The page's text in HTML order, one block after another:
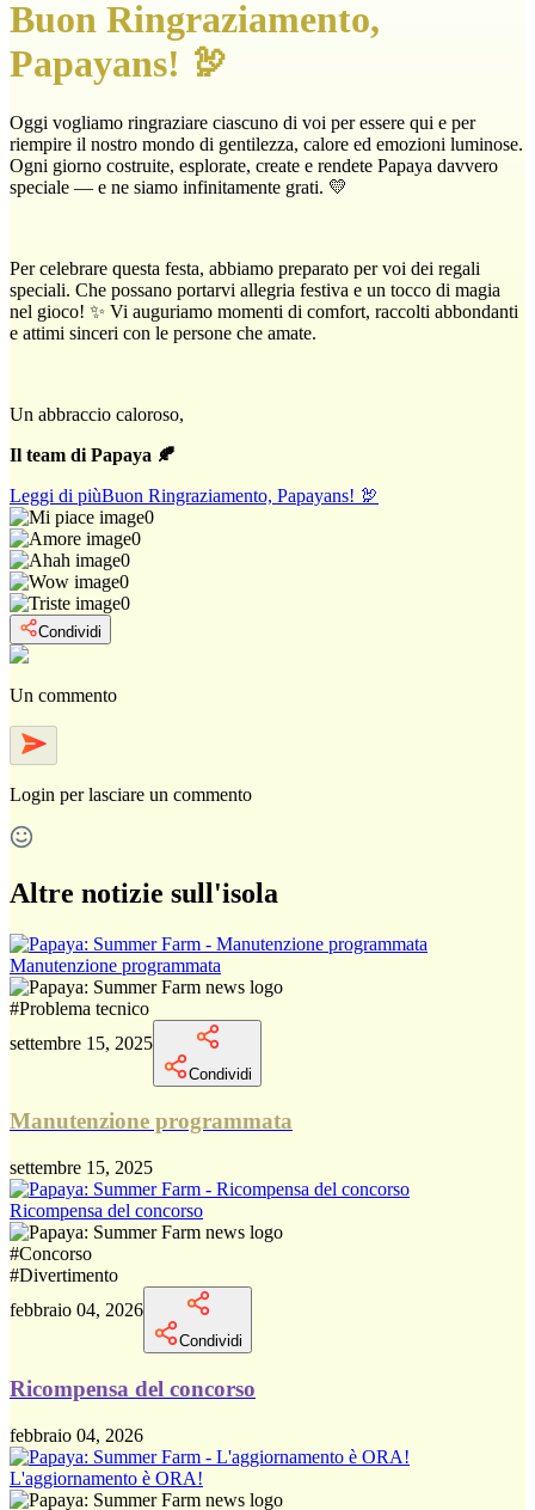
Buon Ringraziamento,
Papayans! 🦃
Oggi vogliamo ringraziare ciascuno di voi per essere qui e per
riempire il nostro mondo di gentilezza, calore ed emozioni luminose.
Ogni giorno costruite, esplorate, create e rendete Papaya davvero
speciale — e ne siamo infinitamente grati. 💛
Per celebrare questa festa, abbiamo preparato per voi dei regali
speciali. Che possano portarvi allegria festiva e un tocco di magia
nel gioco! ✨ Vi auguriamo momenti di comfort, raccolti abbondanti
e attimi sinceri con le persone che amate.
Un abbraccio caloroso,
Il team di Papaya 🍂
Leggi di piùBuon Ringraziamento, Papayans! 🦃
0
0
0
0
0
Condividi
Un commento
Login per lasciare un commento
Altre notizie sull'isola
Manutenzione programmata
#Problema tecnico
settembre 15, 2025
Condividi
Manutenzione programmata
settembre 15, 2025
Ricompensa del concorso
#Concorso
#Divertimento
febbraio 04, 2026
Condividi
Ricompensa del concorso
febbraio 04, 2026
L'aggiornamento è ORA!